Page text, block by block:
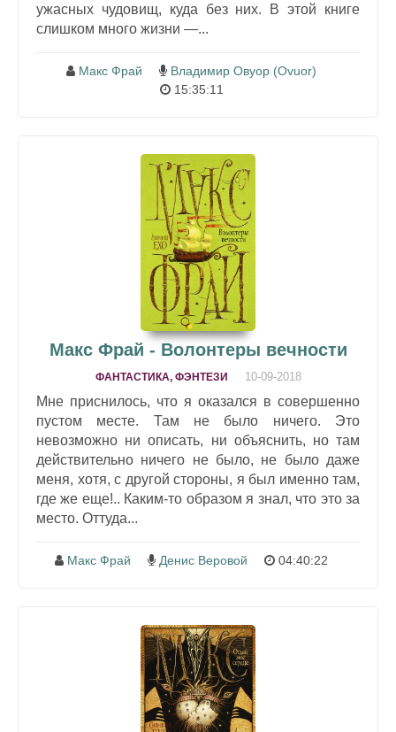
ужасных чудовищ, куда без них. В этой книге
слишком много жизни —...
Макс Фрай
Владимир Овуор (Ovuor)
15:35:11
Макс Фрай - Волонтеры вечности
ФАНТАСТИКА, ФЭНТЕЗИ 10-09-2018
Мне приснилось, что я оказался в совершенно
пустом месте. Там не было ничего. Это
невозможно ни описать, ни объяснить, но там
действительно ничего не было, не было даже
меня, хотя, с другой стороны, я был именно там,
где же еще!.. Каким-то образом я знал, что это за
место. Оттуда...
Макс Фрай Денис Веровой 04:40:22